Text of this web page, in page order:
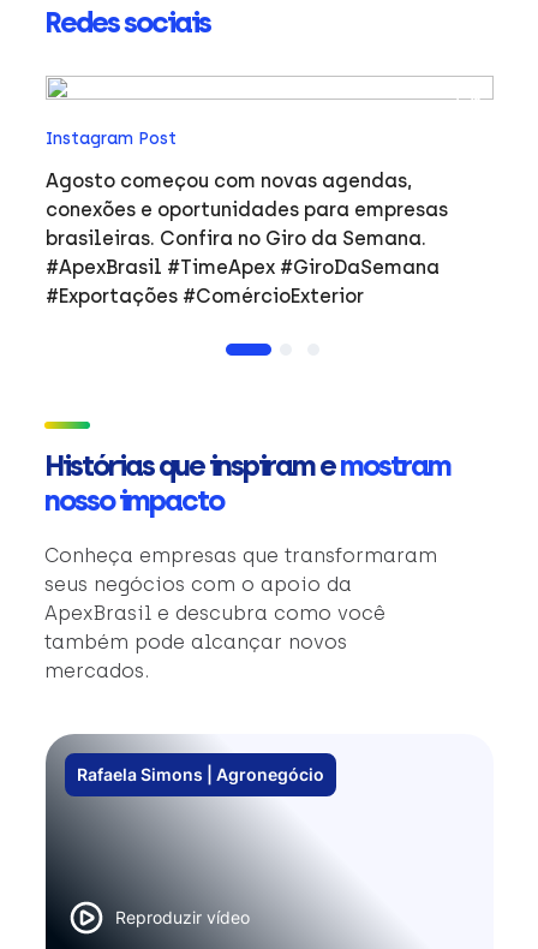
Redes sociais
Instagram Post
Agosto começou com novas agendas,
conexões e oportunidades para empresas
brasileiras. Confira no Giro da Semana.
#ApexBrasil #TimeApex #GiroDaSemana
#Exportações #ComércioExterior
Histórias que inspiram emostram
nosso impacto
Conheça empresas que transformaram
seus negócios com o apoio da
ApexBrasil e descubra como você
também pode alcançar novos
mercados.
Rafaela Simons | Agronegócio
Reproduzir vídeo